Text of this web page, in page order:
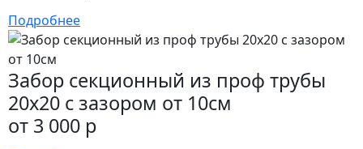
Подробнее
Забор секционный из проф трубы
20х20 с зазором от 10см
от 3 000 р